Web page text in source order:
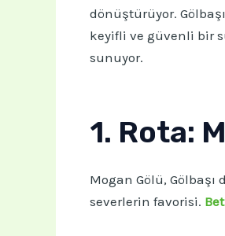
dönüştürüyor.
keyifli ve güvenli bir
sunuyor.
1. Rota:
Mogan Gölü,
severlerin favorisi.